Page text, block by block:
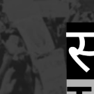
Skip
to
content